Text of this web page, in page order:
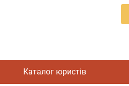
Каталог юристів